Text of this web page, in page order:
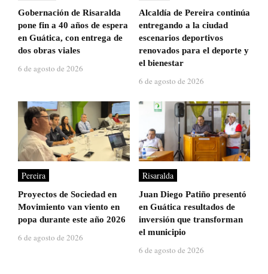
Gobernación de Risaralda
pone fin a 40 años de espera
en Guática, con entrega de
dos obras viales
6 de agosto de 2026
Alcaldía de Pereira continúa
entregando a la ciudad
escenarios deportivos
renovados para el deporte y
el bienestar
6 de agosto de 2026
Pereira
Proyectos de Sociedad en
Movimiento van viento en
popa durante este año 2026
6 de agosto de 2026
Risaralda
Juan Diego Patiño presentó
en Guática resultados de
inversión que transforman
el municipio
6 de agosto de 2026